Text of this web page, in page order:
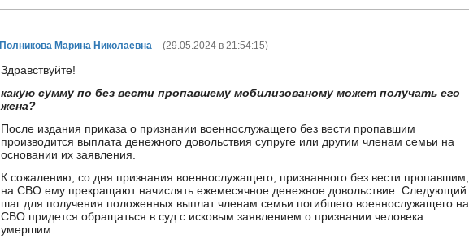
Полникова Марина Николаевна (29.05.2024 в 21:54:15)
Здравствуйте!
какую сумму по без вести пропавшему мобилизованому может получать его
жена?
После издания приказа о признании военнослужащего без вести пропавшим
производится выплата денежного довольствия супруге или другим членам семьи на
основании их заявления.
К сожалению, со дня признания военнослужащего, признанного без вести пропавшим,
на СВО ему прекращают начислять ежемесячное денежное довольствие. Следующий
шаг для получения положенных выплат членам семьи погибшего военнослужащего на
СВО придется обращаться в суд с исковым заявлением о признании человека
умершим.